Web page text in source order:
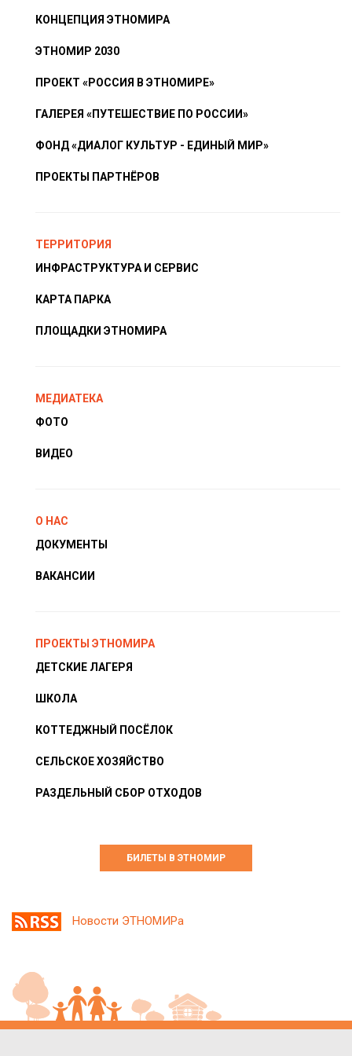
КОНЦЕПЦИЯ ЭТНОМИРА
ЭТНОМИР 2030
ПРОЕКТ «РОССИЯ В ЭТНОМИРЕ»
ГАЛЕРЕЯ «ПУТЕШЕСТВИЕ ПО РОССИИ»
ФОНД «ДИАЛОГ КУЛЬТУР - ЕДИНЫЙ МИР»
ПРОЕКТЫ ПАРТНЁРОВ
ТЕРРИТОРИЯ
ИНФРАСТРУКТУРА И СЕРВИС
КАРТА ПАРКА
ПЛОЩАДКИ ЭТНОМИРА
МЕДИАТЕКА
ФОТО
ВИДЕО
О НАС
ДОКУМЕНТЫ
ВАКАНСИИ
ПРОЕКТЫ ЭТНОМИРА
ДЕТСКИЕ ЛАГЕРЯ
ШКОЛА
КОТТЕДЖНЫЙ ПОСЁЛОК
СЕЛЬСКОЕ ХОЗЯЙСТВО
РАЗДЕЛЬНЫЙ СБОР ОТХОДОВ
БИЛЕТЫ В ЭТНОМИР
Новости ЭТНОМИРа